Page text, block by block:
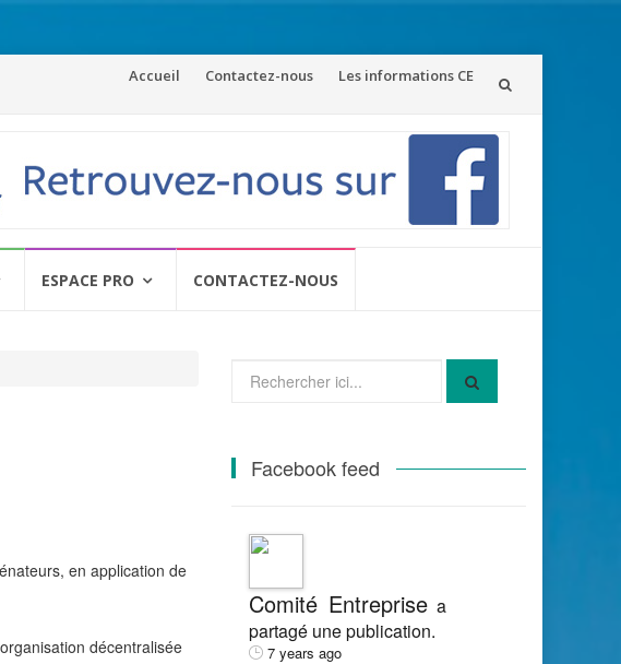
Aller
Accueil Contactez-nous Les informations CE
ESPACE PRO CONTACTEZ-NOUS
en application de
décentralisée
pour
Facebook feed
Comité Entreprisea
partagé une publication.
7 years ago